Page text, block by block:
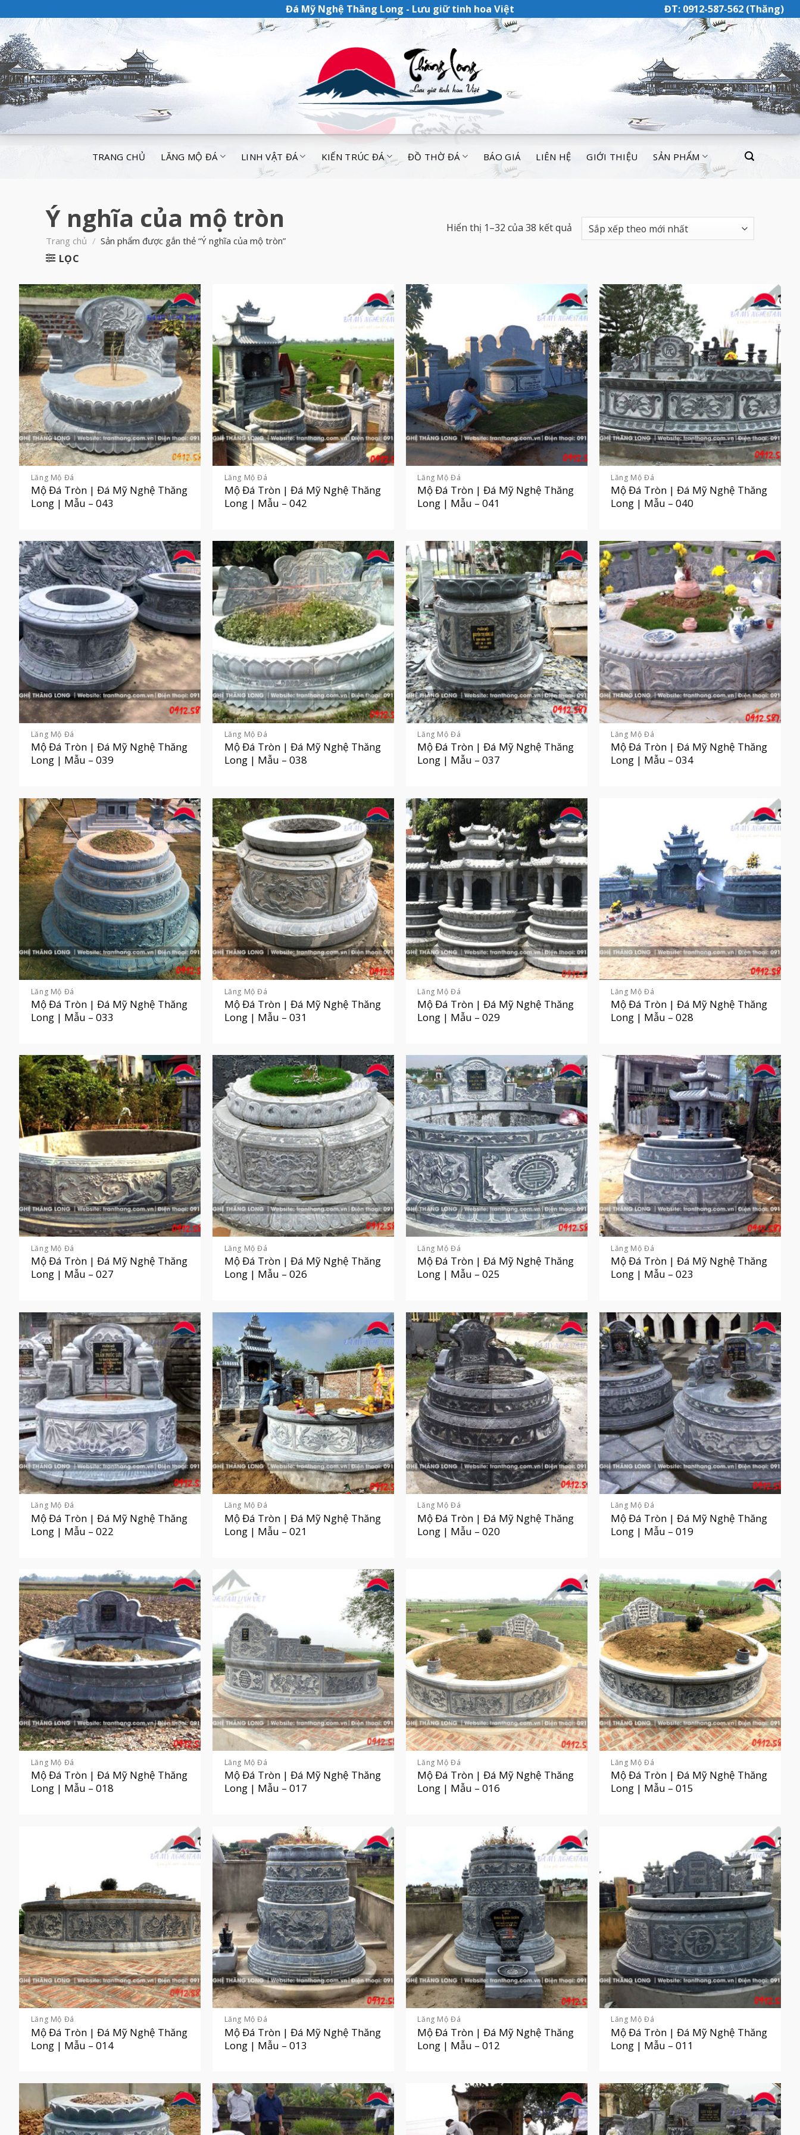
Đá Mỹ Nghệ Thăng Long - Lưu giữ tinh hoa Việt ĐT: 0912-587-562 (Thăng)
TRANG CHỦ LĂNG MỘ ĐÁ LINH VẬT ĐÁ KIẾN TRÚC ĐÁ ĐỒ THỜ ĐÁ BÁO GIÁ LIÊN HỆ GIỚI THIỆU SẢN PHẨM
Ý nghĩa của mộ tròn
Trang chủ / Sản phẩm được gắn thẻ “Ý nghĩa của mộ tròn”
LỌC
Hiển thị 1–32 của 38 kết quả
Lăng Mộ Đá
Mộ Đá Tròn | Đá Mỹ Nghệ Thăng
Long | Mẫu – 043
Lăng Mộ Đá
Mộ Đá Tròn | Đá Mỹ Nghệ Thăng
Long | Mẫu – 042
Lăng Mộ Đá
Mộ Đá Tròn | Đá Mỹ Nghệ Thăng
Long | Mẫu – 041
Lăng Mộ Đá
Mộ Đá Tròn | Đá Mỹ Nghệ Thăng
Long | Mẫu – 040
Lăng Mộ Đá
Mộ Đá Tròn | Đá Mỹ Nghệ Thăng
Long | Mẫu – 039
Lăng Mộ Đá
Mộ Đá Tròn | Đá Mỹ Nghệ Thăng
Long | Mẫu – 038
Lăng Mộ Đá
Mộ Đá Tròn | Đá Mỹ Nghệ Thăng
Long | Mẫu – 037
Lăng Mộ Đá
Mộ Đá Tròn | Đá Mỹ Nghệ Thăng
Long | Mẫu – 034
Lăng Mộ Đá
Mộ Đá Tròn | Đá Mỹ Nghệ Thăng
Long | Mẫu – 033
Lăng Mộ Đá
Mộ Đá Tròn | Đá Mỹ Nghệ Thăng
Long | Mẫu – 031
Lăng Mộ Đá
Mộ Đá Tròn | Đá Mỹ Nghệ Thăng
Long | Mẫu – 029
Lăng Mộ Đá
Mộ Đá Tròn | Đá Mỹ Nghệ Thăng
Long | Mẫu – 028
Lăng Mộ Đá
Mộ Đá Tròn | Đá Mỹ Nghệ Thăng
Long | Mẫu – 027
Lăng Mộ Đá
Mộ Đá Tròn | Đá Mỹ Nghệ Thăng
Long | Mẫu – 026
Lăng Mộ Đá
Mộ Đá Tròn | Đá Mỹ Nghệ Thăng
Long | Mẫu – 025
Lăng Mộ Đá
Mộ Đá Tròn | Đá Mỹ Nghệ Thăng
Long | Mẫu – 023
Lăng Mộ Đá
Mộ Đá Tròn | Đá Mỹ Nghệ Thăng
Long | Mẫu – 022
Lăng Mộ Đá
Mộ Đá Tròn | Đá Mỹ Nghệ Thăng
Long | Mẫu – 021
Lăng Mộ Đá
Mộ Đá Tròn | Đá Mỹ Nghệ Thăng
Long | Mẫu – 020
Lăng Mộ Đá
Mộ Đá Tròn | Đá Mỹ Nghệ Thăng
Long | Mẫu – 019
Lăng Mộ Đá
Mộ Đá Tròn | Đá Mỹ Nghệ Thăng
Long | Mẫu – 018
Lăng Mộ Đá
Mộ Đá Tròn | Đá Mỹ Nghệ Thăng
Long | Mẫu – 017
Lăng Mộ Đá
Mộ Đá Tròn | Đá Mỹ Nghệ Thăng
Long | Mẫu – 016
Lăng Mộ Đá
Mộ Đá Tròn | Đá Mỹ Nghệ Thăng
Long | Mẫu – 015
Lăng Mộ Đá
Mộ Đá Tròn | Đá Mỹ Nghệ Thăng
Long | Mẫu – 014
Lăng Mộ Đá
Mộ Đá Tròn | Đá Mỹ Nghệ Thăng
Long | Mẫu – 013
Lăng Mộ Đá
Mộ Đá Tròn | Đá Mỹ Nghệ Thăng
Long | Mẫu – 012
Lăng Mộ Đá
Mộ Đá Tròn | Đá Mỹ Nghệ Thăng
Long | Mẫu – 011